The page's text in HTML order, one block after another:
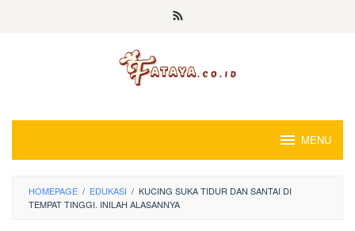
MENU
HOMEPAGE / EDUKASI / KUCING SUKA TIDUR DAN SANTAI DI
TEMPAT TINGGI. INILAH ALASANNYA